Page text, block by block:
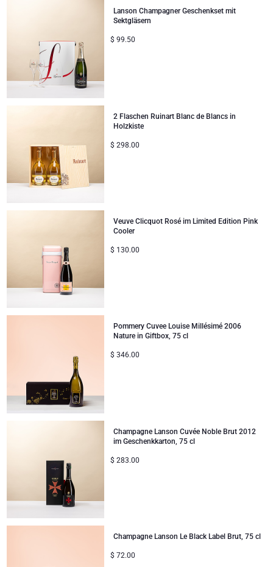
Lanson Champagner Geschenkset mit
Sektgläsern
$ 99.50
2 Flaschen Ruinart Blanc de Blancs in
Holzkiste
$ 298.00
Veuve Clicquot Rosé im Limited Edition Pink
Cooler
$ 130.00
Pommery Cuvee Louise Millésimé 2006
Nature in Giftbox, 75 cl
$ 346.00
Champagne Lanson Cuvée Noble Brut 2012
im Geschenkkarton, 75 cl
$ 283.00
Champagne Lanson Le Black Label Brut, 75 cl
$ 72.00